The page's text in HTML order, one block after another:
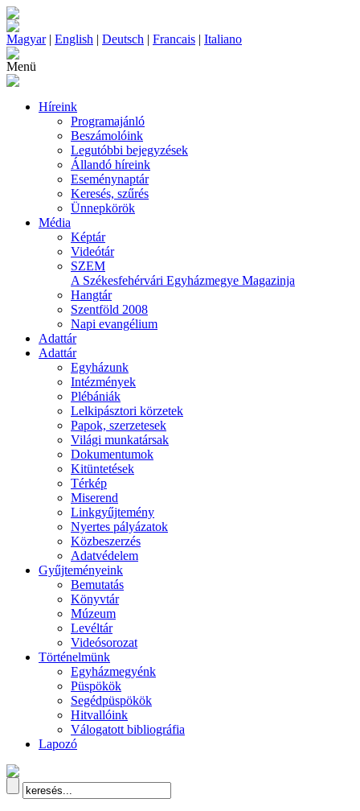
Magyar| English | Deutsch | Francais | Italiano
Menü
Híreink
Programajánló
Beszámolóink
Legutóbbi bejegyzések
Állandó híreink
Eseménynaptár
Keresés, szűrés
Ünnepkörök
Média
Képtár
Videótár
SZEM
A Székesfehérvári Egyházmegye Magazinja
Hangtár
Szentföld 2008
Napi evangélium
Adattár
Adattár
Egyházunk
Intézmények
Plébániák
Lelkipásztori körzetek
Papok, szerzetesek
Világi munkatársak
Dokumentumok
Kitüntetések
Térkép
Miserend
Linkgyűjtemény
Nyertes pályázatok
Közbeszerzés
Adatvédelem
Gyűjteményeink
Bemutatás
Könyvtár
Múzeum
Levéltár
Videósorozat
Történelmünk
Egyházmegyénk
Püspökök
Segédpüspökök
Hitvallóink
Válogatott bibliográfia
Lapozó